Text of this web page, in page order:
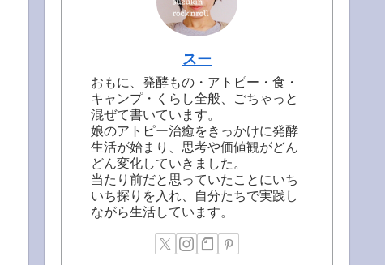
スー
おもに、発酵もの・アトピー・食・
キャンプ・くらし全般、ごちゃっと
混ぜて書いています。
娘のアトピー治癒をきっかけに発酵
生活が始まり、思考や価値観がどん
どん変化していきました。
当たり前だと思っていたことにいち
いち探りを入れ、自分たちで実践し
ながら生活しています。